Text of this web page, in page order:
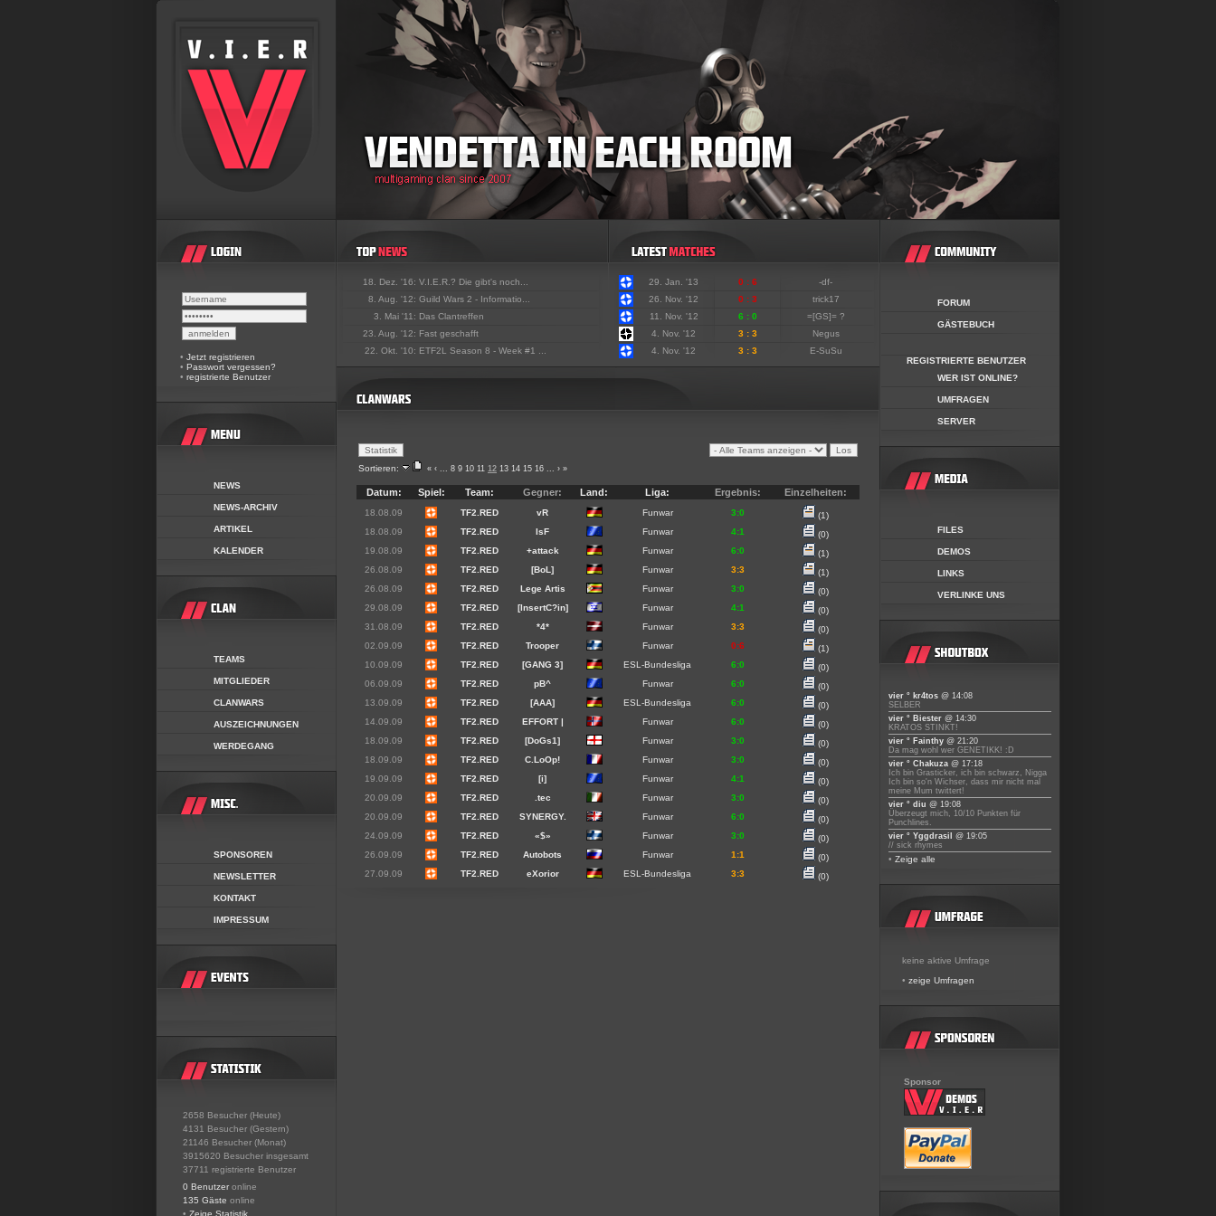
• Jetzt registrieren
• Passwort vergessen?
• registrierte Benutzer
NEWS
NEWS-ARCHIV
ARTIKEL
KALENDER
TEAMS
MITGLIEDER
CLANWARS
AUSZEICHNUNGEN
WERDEGANG
SPONSOREN
NEWSLETTER
KONTAKT
IMPRESSUM
2658 Besucher (Heute)
4131 Besucher (Gestern)
21146 Besucher (Monat)
3915620 Besucher insgesamt
37711 registrierte Benutzer
0 Benutzer online
135 Gäste online
• Zeige Statistik
18. Dez. '16: V.I.E.R.? Die gibt's noch...
8. Aug. '12: Guild Wars 2 - Informatio...
3. Mai '11: Das Clantreffen
23. Aug. '12: Fast geschafft
22. Okt. '10: ETF2L Season 8 - Week #1 ...
29. Jan. '13 0 : 6
-df-
26. Nov. '12
0 : 3
trick17
11. Nov. '12
6 : 0
=[GS]= ?
4. Nov. '12
3 : 3
Negus
4. Nov. '12
3 : 3 E-SuSu
Sortieren: « ‹ ... 8 9 10 11 12 13 14 15 16 ... › »
Datum: Spiel: Team: Gegner: Land: Liga: Ergebnis: Einzelheiten:
18.08.09 TF2.RED vR Funwar 3:0
(1)
18.08.09
TF2.RED IsF Funwar 4:1
(0)
19.08.09
TF2.RED +attack Funwar 6:0
(1)
26.08.09
TF2.RED [BoL] Funwar 3:3
(1)
26.08.09
TF2.RED Lege Artis Funwar 3:0
(0)
29.08.09
TF2.RED [InsertC?in] Funwar 4:1
(0)
31.08.09
TF2.RED *4* Funwar 3:3
(0)
02.09.09
TF2.RED Trooper Funwar 0:6
(1)
10.09.09
TF2.RED [GANG 3] ESL-Bundesliga 6:0
(0)
06.09.09
TF2.RED pB^ Funwar 6:0
(0)
13.09.09
TF2.RED [AAA] ESL-Bundesliga 6:0
(0)
14.09.09
TF2.RED EFFORT | Funwar 6:0
(0)
18.09.09
TF2.RED [DoGs1] Funwar 3:0
(0)
18.09.09
TF2.RED C.LoOp! Funwar 3:0
(0)
19.09.09
TF2.RED [i] Funwar 4:1
(0)
20.09.09
TF2.RED .tec Funwar 3:0
(0)
20.09.09
TF2.RED SYNERGY. Funwar 6:0
(0)
24.09.09
TF2.RED «$» Funwar 3:0
(0)
26.09.09
TF2.RED Autobots Funwar 1:1
(0)
27.09.09
TF2.RED eXorior ESL-Bundesliga 3:3 (0)
FORUM
GÄSTEBUCH
REGISTRIERTE BENUTZER
WER IST ONLINE?
UMFRAGEN
SERVER
FILES
DEMOS
LINKS
VERLINKE UNS
vier ° kr4tos @ 14:08
SELBER
vier ° Biester @ 14:30
KRATOS STINKT!
vier ° Fainthy @ 21:20
Da mag wohl wer GENETIKK! :D
vier ° Chakuza @ 17:18
Ich bin Grasticker, ich bin schwarz, Nigga
Ich bin so'n Wichser, dass mir nicht mal
meine Mum twittert!
vier ° diu @ 19:08
Überzeugt mich, 10/10 Punkten für
Punchlines.
vier ° Yggdrasil
@ 19:05
// sick rhymes
• Zeige alle
keine aktive Umfrage
• zeige Umfragen
Sponsor